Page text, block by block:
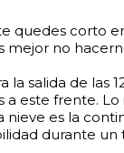
borreguiles hacia
las balsas llenas, se
quedes corto
mejor no
la salida de las
a este frente.
nieve es la
durante un